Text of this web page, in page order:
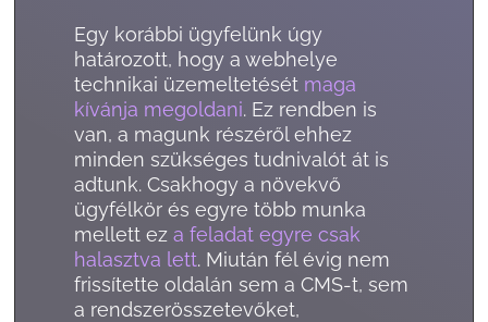
Egy korábbi ügyfelünk úgy
határozott, hogy a webhelye
technikai üzemeltetését maga
kívánja megoldani. Ez rendben is
van, a magunk részéről ehhez
minden szükséges tudnivalót át is
adtunk. Csakhogy a növekvő
ügyfélkör és egyre több munka
mellett eza feladat egyre csak
halasztva lett. Miután fél évig nem
frissítette oldalán sem a CMS-t, sem
a rendszerösszetevőket,